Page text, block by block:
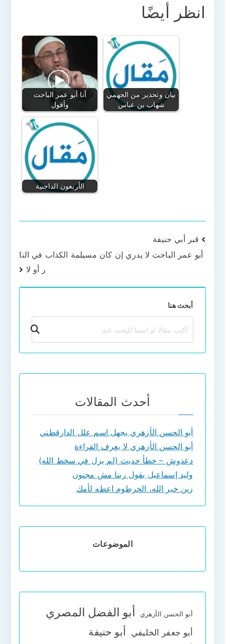
انظر أيضًا
أنا أبو عمر الباحث
وأقول
بيان وتحذير من الجهمي
شهاب بن عباس
الأربعون الداجنية
تصفّح
المقالات
قبر أبي حنيفة
أبو عمر الباحث لا يدري إن كان مسيلمة الكذاب في النا
ر أو لا
أبحث هنا
بحث
أحدث المقالات
أبو الحسن الأزهري يجهل اسم علل الدارقطني
أبو الحسن الأزهري لا يعرف القراءة
دعدوش – خطأ حديث (لم يزل في سخط الله)
وليد إسماعيل يقول ربنا مش مجنون
زين خير الله، الخرطوم اعطه لأمك
الموضوعات
أبو الحسن الأزهري أبو الفضل المصري
أبو جعفر الخليفي أبو حنيفة